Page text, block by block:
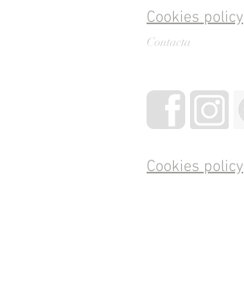
Cookies policy
Contacta
Cookies policy